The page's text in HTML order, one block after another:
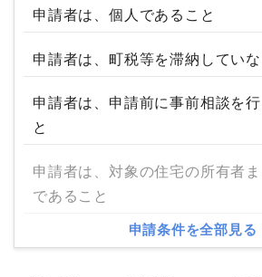
申請者は、個人であること
申請者は、町税等を滞納してい
申請者は、申請前に事前相談を
と
申請者は、対象の住宅の所有者
であること
申請条件を全部見る